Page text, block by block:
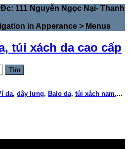
111 Nguyễn Ngọc Nại- Thanh
in Apperance > Menus
Tìm
da, dây lưng, Balo da, túi xách nam,...